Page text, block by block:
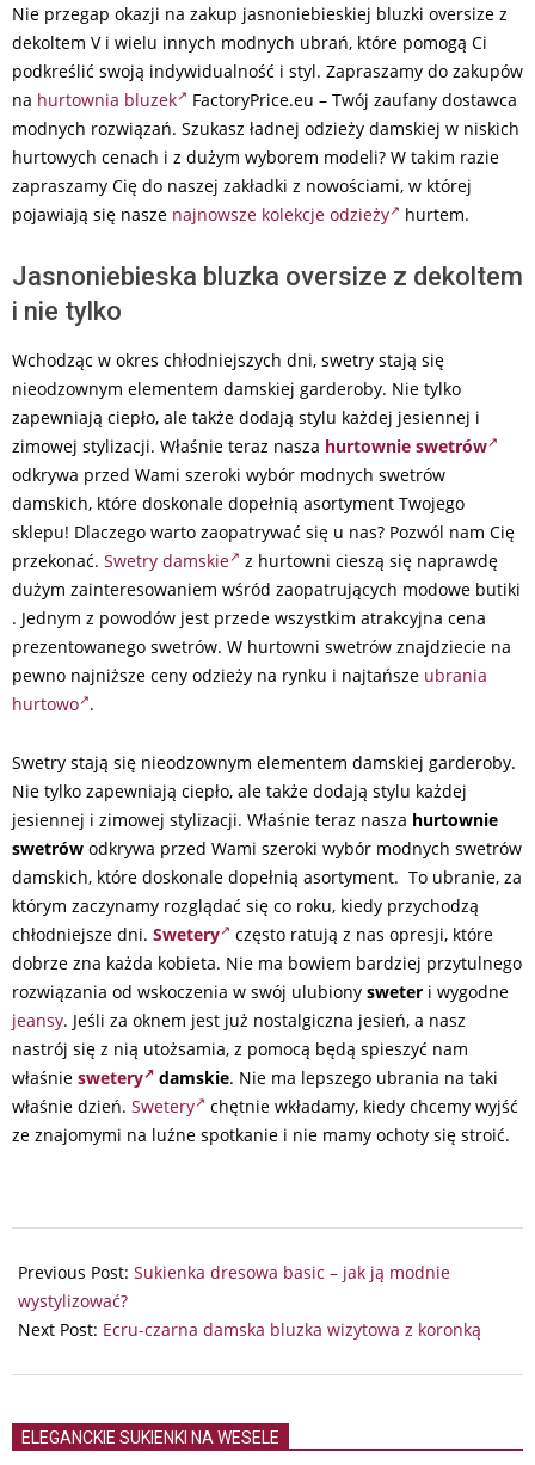
Nie przegap okazji na zakup jasnoniebieskiej bluzki oversize z
dekoltem V i wielu innych modnych ubrań, które pomogą Ci
podkreślić swoją indywidualność i styl. Zapraszamy do zakupów
na hurtownia bluzek
FactoryPrice.eu – Twój zaufany dostawca
modnych rozwiązań. Szukasz ładnej odzieży damskiej w niskich
hurtowych cenach i z dużym wyborem modeli? W takim razie
zapraszamy Cię do naszej zakładki z nowościami, w której
pojawiają się nasze najnowsze kolekcje odzieży hurtem.
Jasnoniebieska bluzka oversize z dekoltem
i nie tylko
Wchodząc w okres chłodniejszych dni, swetry stają się
nieodzownym elementem damskiej garderoby. Nie tylko
zapewniają ciepło, ale także dodają stylu każdej jesiennej i
zimowej stylizacji. Właśnie teraz nasza hurtownie swetrów
odkrywa przed Wami szeroki wybór modnych swetrów
damskich, które doskonale dopełnią asortyment Twojego
sklepu! Dlaczego warto zaopatrywać się u nas? Pozwól nam Cię
przekonać. Swetry damskie
z hurtowni cieszą się naprawdę
dużym zainteresowaniem wśród zaopatrujących modowe butiki
. Jednym z powodów jest przede wszystkim atrakcyjna cena
prezentowanego swetrów. W hurtowni swetrów znajdziecie na
pewno najniższe ceny odzieży na rynku i najtańsze ubrania
hurtowo .
Swetry stają się nieodzownym elementem damskiej garderoby.
Nie tylko zapewniają ciepło, ale także dodają stylu każdej
jesiennej i zimowej stylizacji. Właśnie teraz nasza hurtownie
swetrów odkrywa przed Wami szeroki wybór modnych swetrów
damskich, które doskonale dopełnią asortyment. To ubranie, za
którym zaczynamy rozglądać się co roku, kiedy przychodzą
chłodniejsze dni. Swetery
często ratują z nas opresji, które
dobrze zna każda kobieta. Nie ma bowiem bardziej przytulnego
rozwiązania od wskoczenia w swój ulubiony sweter i wygodne
jeansy. Jeśli za oknem jest już nostalgiczna jesień, a nasz
nastrój się z nią utożsamia, z pomocą będą spieszyć nam
właśnie swetery damskie. Nie ma lepszego ubrania na taki
właśnie dzień. Swetery
chętnie wkładamy, kiedy chcemy wyjść
ze znajomymi na luźne spotkanie i nie mamy ochoty się stroić.
06-
22
Previous Post: Sukienka dresowa basic – jak ją modnie
wystylizować?
Next Post: Ecru-czarna damska bluzka wizytowa z koronką
ELEGANCKIE SUKIENKI NA WESELE